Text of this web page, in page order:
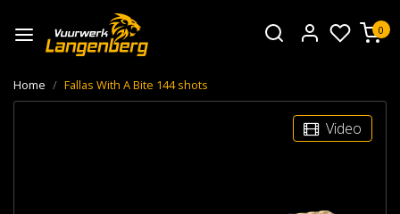
0
Home Fallas With A Bite 144 shots
Video